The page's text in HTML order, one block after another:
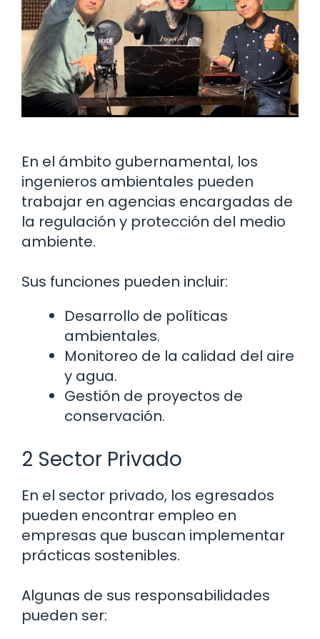
En el ámbito gubernamental, los
ingenieros ambientales pueden
trabajar en agencias encargadas de
la regulación y protección del medio
ambiente.
Sus funciones pueden incluir:
Desarrollo de políticas
ambientales.
Monitoreo de la calidad del aire
y agua.
Gestión de proyectos de
conservación.
2 Sector Privado
En el sector privado, los egresados
pueden encontrar empleo en
empresas que buscan implementar
prácticas sostenibles.
Algunas de sus responsabilidades
pueden ser: